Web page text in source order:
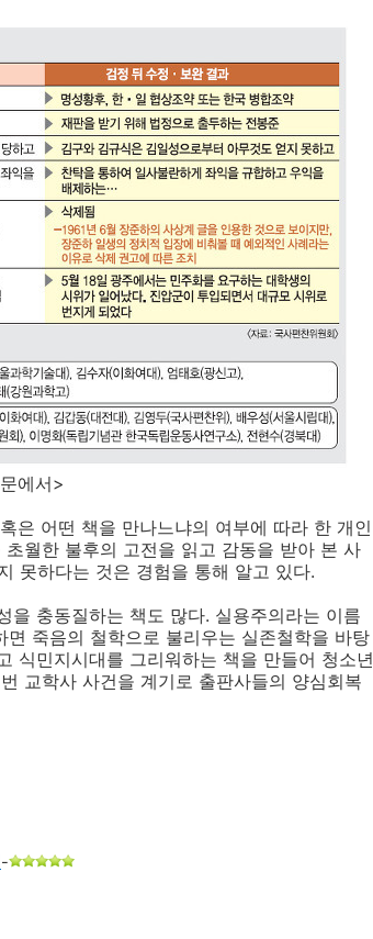
서>
은 어떤 책을 만나느냐의 여부에 따라 한 개인
월한 불후의 고전을 읽고 감동을 받아 본 사
못하다는 것은 경험을 통해 알고 있다.
을 충동질하는 책도 많다. 실용주의라는 이름
죽음의 철학으로 불리우는 실존철학을 바탕
식민지시대를 그리워하는 책을 만들어 청소년
교학사 사건을 계기로 출판사들의 양심회복
-